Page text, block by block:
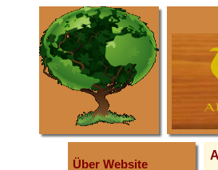
Über Website